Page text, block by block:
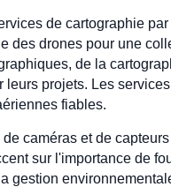
de cartographie
des drones pour une
de la
projets. Les
fiables.
caméras et de
sur l'importance de
gestion